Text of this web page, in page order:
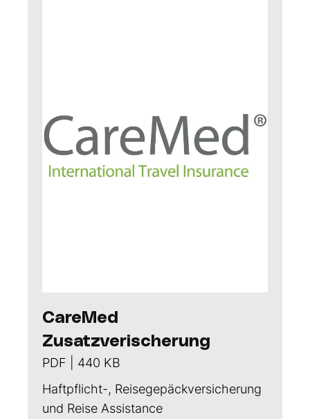
CareMed
Zusatzverischerung
PDF | 440 KB
Haftpflicht-, Reisegepäckversicherung
und Reise Assistance